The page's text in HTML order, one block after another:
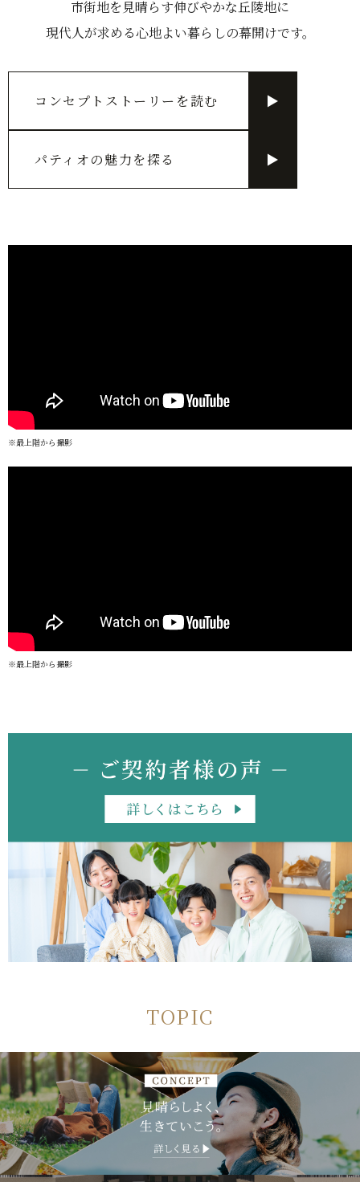
市街地を見晴らす伸びやかな丘陵地に
現代人が求める心地よい暮らしの幕開けです。
コンセプトストーリーを読む ▶
パティオの魅力を探る ▶
※最上階から撮影
※最上階から撮影
TOPIC